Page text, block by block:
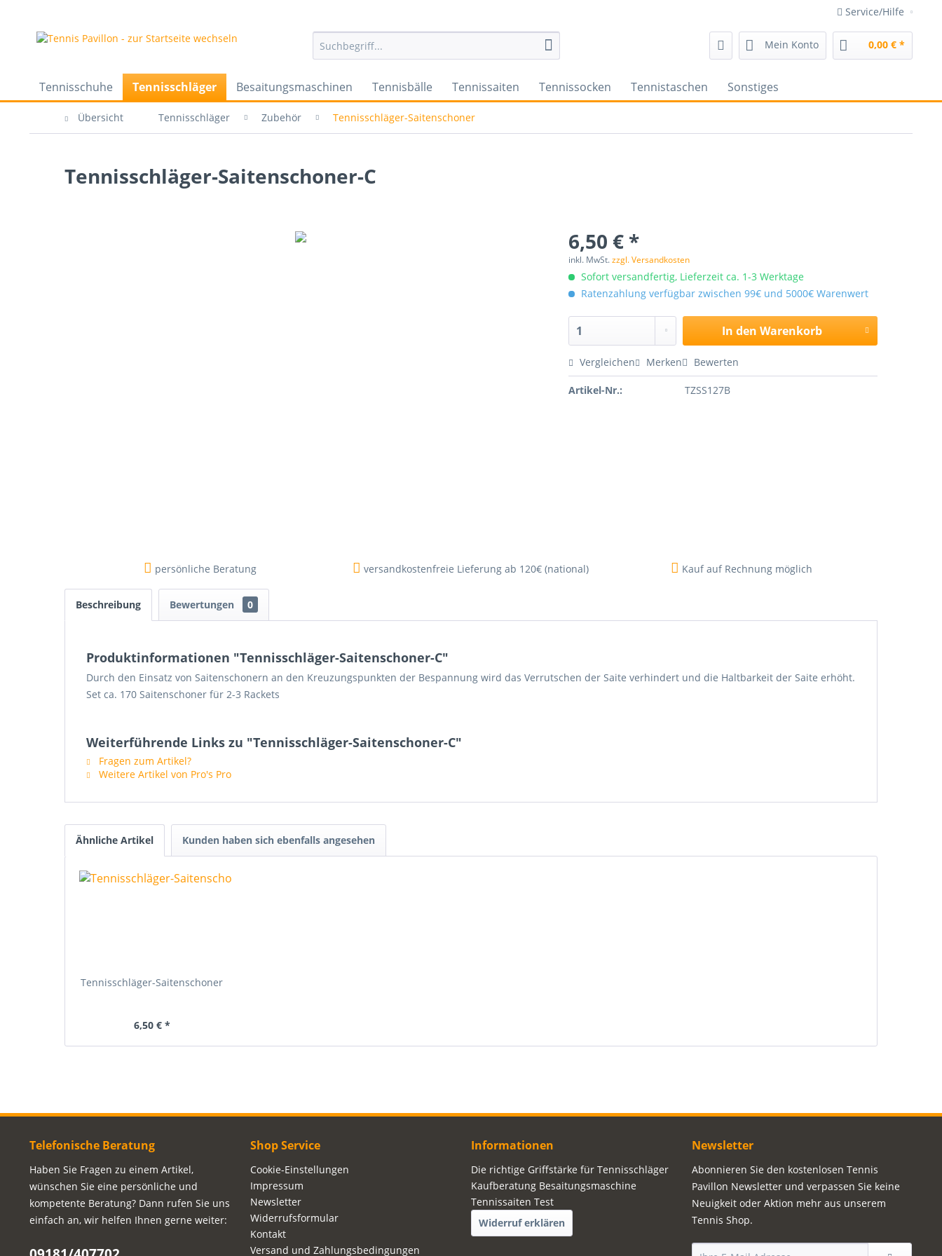
Service/Hilfe
Mein Konto 0,00 € *
Tennisschuhe Tennisschläger Besaitungsmaschinen Tennisbälle Tennissaiten Tennissocken Tennistaschen Sonstiges
Übersicht Tennisschläger Zubehör Tennisschläger-Saitenschoner
Tennisschläger-Saitenschoner-C
6,50 € *
inkl. MwSt.zzgl. Versandkosten
Sofort versandfertig, Lieferzeit ca. 1-3 Werktage
Ratenzahlung verfügbar zwischen 99€ und 5000€ Warenwert
In den Warenkorb
Vergleichen Merken Bewerten
Artikel-Nr.: TZSS127B
persönliche Beratung versandkostenfreie Lieferung ab 120€ (national) Kauf auf Rechnung möglich
Beschreibung Bewertungen 0
Produktinformationen "Tennisschläger-Saitenschoner-C"
Durch den Einsatz von Saitenschonern an den Kreuzungspunkten der Bespannung wird das Verrutschen der Saite verhindert und die Haltbarkeit der Saite erhöht.
Set ca. 170 Saitenschoner für 2-3 Rackets
Weiterführende Links zu "Tennisschläger-Saitenschoner-C"
Fragen zum Artikel?
Weitere Artikel von Pro's Pro
Ähnliche Artikel Kunden haben sich ebenfalls angesehen
Tennisschläger-Saitenschoner
6,50 € *
Telefonische Beratung
Haben Sie Fragen zu einem Artikel,
wünschen Sie eine persönliche und
kompetente Beratung? Dann rufen Sie uns
einfach an, wir helfen Ihnen gerne weiter:
Shop Service
Cookie-Einstellungen
Impressum
Newsletter
Widerrufsformular
Kontakt
Versand und Zahlungsbedingungen
Informationen
Die richtige Griffstärke für Tennisschläger
Kaufberatung Besaitungsmaschine
Tennissaiten Test
Widerruf erklären
Newsletter
Abonnieren Sie den kostenlosen Tennis
Pavillon Newsletter und verpassen Sie keine
Neuigkeit oder Aktion mehr aus unserem
Tennis Shop.